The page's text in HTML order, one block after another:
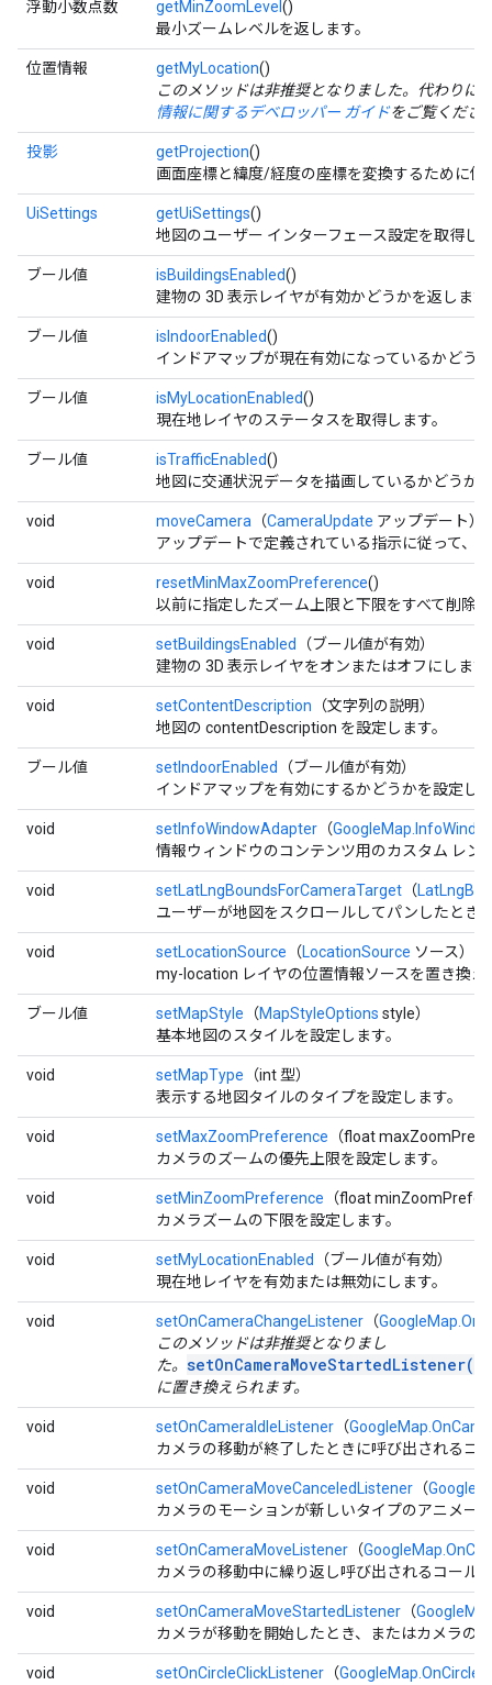
浮動小数点数 getMinZoomLevel ()
最小ズームレベルを返します。
位置情報 getMyLocation()
このメソッドは非推奨となりました。代わりに
情報に関するデベロッパー ガイドをご覧くださ
投影 getProjection()
画面座標と緯度/経度の座標を変換するために使
UiSettings getUiSettings()
地図のユーザー インターフェース設定を取得し
ブール値 isBuildingsEnabled()
建物の 3D 表示レイヤが有効かどうかを返します
ブール値 isIndoorEnabled()
インドアマップが現在有効になっているかどう
ブール値 isMyLocationEnabled()
現在地レイヤのステータスを取得します。
ブール値 isTrafficEnabled()
地図に交通状況データを描画しているかどうか
void moveCamera （CameraUpdate アップデート）
アップデートで定義されている指示に従って、
void resetMinMaxZoomPreference()
以前に指定したズーム上限と下限をすべて削除
void setBuildingsEnabled
（ブール値が有効）
建物の 3D 表示レイヤをオンまたはオフにします
void setContentDescription （文字列の説明）
地図の contentDescription を設定します。
ブール値 setIndoorEnabled
（ブール値が有効）
インドアマップを有効にするかどうかを設定し
void setInfoWindowAdapter （
情報ウィンドウのコンテンツ用のカスタム レン
void setLatLngBoundsForCameraTarget （
ユーザーが地図をスクロールしてパンしたとき
void setLocationSource （LocationSource ソース）
my-location レイヤの位置情報ソースを置き換え
ブール値 setMapStyle （MapStyleOptions style）
基本地図のスタイルを設定します。
void setMapType （int 型）
表示する地図タイルのタイプを設定します。
void setMaxZoomPreference （float
カメラのズームの優先上限を設定します。
void setMinZoomPreference （float
カメラズームの下限を設定します。
void setMyLocationEnabled
（ブール値が有効）
現在地レイヤを有効または無効にします。
void setOnCameraChangeListener （
このメソッドは非推奨となりまし
た。
に置き換えられます。
void setOnCameraIdleListener （
カメラの移動が終了したときに呼び出されるコ
void setOnCameraMoveCanceledListener （
カメラのモーションが新しいタイプのアニメー
void setOnCameraMoveListener （
カメラの移動中に繰り返し呼び出されるコール
void setOnCameraMoveStartedListener （
カメラが移動を開始したとき、またはカメラの
void setOnCircleClickListener （